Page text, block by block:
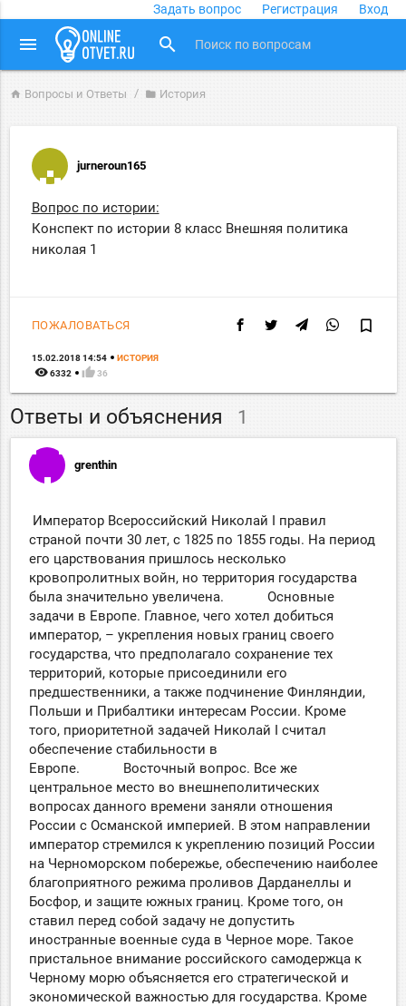
Задать вопрос Регистрация Вход
menu search
home Вопросы и Ответы folder История
jurneroun165
Вопрос по истории:
Конспект по истории 8 класс Внешняя политика
николая 1
ПОЖАЛОВАТЬСЯ bookmark_border
15.02.2018 14:54 ИСТОРИЯ
remove_red_eye 6332 thumb_up 36
Ответы и объяснения 1
grenthin
Император Всероссийский Николай I правил
страной почти 30 лет, с 1825 по 1855 годы. На период
его царствования пришлось несколько
кровопролитных войн, но территория государства
была значительно увеличена. Основные
задачи в Европе. Главное, чего хотел добиться
император, – укрепления новых границ своего
государства, что предполагало сохранение тех
территорий, которые присоединили его
предшественники, а также подчинение Финляндии,
Польши и Прибалтики интересам России. Кроме
того, приоритетной задачей Николай I считал
обеспечение стабильности в
Европе. Восточный вопрос. Все же
центральное место во внешнеполитических
вопросах данного времени заняли отношения
России с Османской империей. В этом направлении
император стремился к укреплению позиций России
на Черноморском побережье, обеспечению наиболее
благоприятного режима проливов Дарданеллы и
Босфор, и защите южных границ. Кроме того, он
ставил перед собой задачу не допустить
иностранные военные суда в Черное море. Такое
пристальное внимание российского самодержца к
Черному морю объясняется его стратегической и
экономической важностью для государства. Кроме